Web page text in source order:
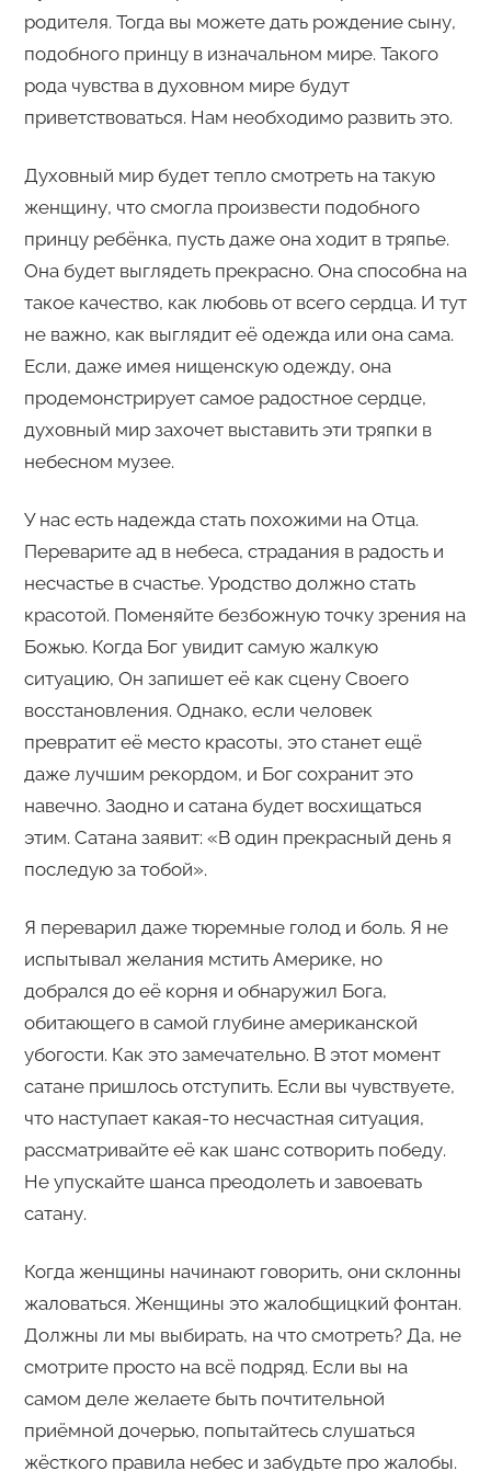
родителя. Тогда вы можете дать рождение сыну,
подобного принцу в изначальном мире. Такого
рода чувства в духовном мире будут
приветствоваться. Нам необходимо развить это.
Духовный мир будет тепло смотреть на такую
женщину, что смогла произвести подобного
принцу ребёнка, пусть даже она ходит в тряпье.
Она будет выглядеть прекрасно. Она способна на
такое качество, как любовь от всего сердца. И тут
не важно, как выглядит её одежда или она сама.
Если, даже имея нищенскую одежду, она
продемонстрирует самое радостное сердце,
духовный мир захочет выставить эти тряпки в
небесном музее.
У нас есть надежда стать похожими на Отца.
Переварите ад в небеса, страдания в радость и
несчастье в счастье. Уродство должно стать
красотой. Поменяйте безбожную точку зрения на
Божью. Когда Бог увидит самую жалкую
ситуацию, Он запишет её как сцену Своего
восстановления. Однако, если человек
превратит её место красоты, это станет ещё
даже лучшим рекордом, и Бог сохранит это
навечно. Заодно и сатана будет восхищаться
этим. Сатана заявит: «В один прекрасный день я
последую за тобой».
Я переварил даже тюремные голод и боль. Я не
испытывал желания мстить Америке, но
добрался до её корня и обнаружил Бога,
обитающего в самой глубине американской
убогости. Как это замечательно. В этот момент
сатане пришлось отступить. Если вы чувствуете,
что наступает какая-то несчастная ситуация,
рассматривайте её как шанс сотворить победу.
Не упускайте шанса преодолеть и завоевать
сатану.
Когда женщины начинают говорить, они склонны
жаловаться. Женщины это жалобщицкий фонтан.
Должны ли мы выбирать, на что смотреть? Да, не
смотрите просто на всё подряд. Если вы на
самом деле желаете быть почтительной
приёмной дочерью, попытайтесь слушаться
жёсткого правила небес и забудьте про жалобы.